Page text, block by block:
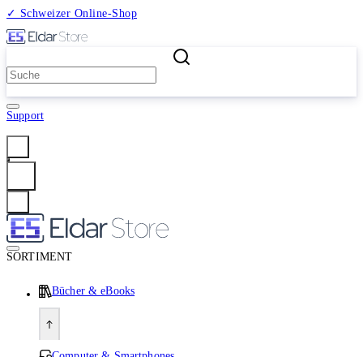
✓ Schweizer Online-Shop
Support
SORTIMENT
Bücher & eBooks